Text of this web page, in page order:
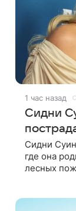
1 час назад
Сидни
Сидни
где она
лесных